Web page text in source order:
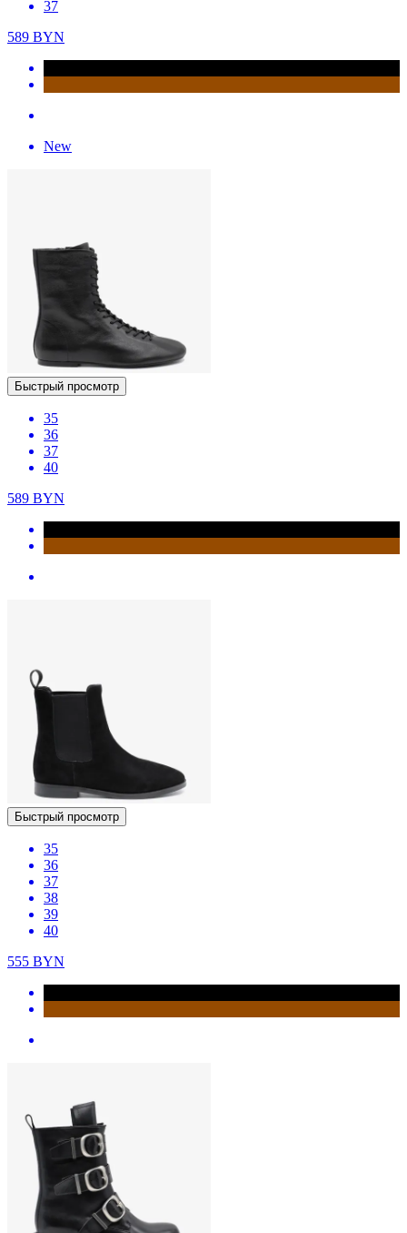
37
589 BYN
New
Быстрый просмотр
35
36
37
40
589 BYN
Быстрый просмотр
35
36
37
38
39
40
555 BYN